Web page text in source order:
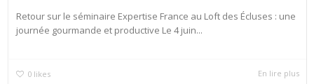
Retour sur le séminaire Expertise France au Loft des Écluses : une
journée gourmande et productive Le 4 juin...
0 likes En lire plus